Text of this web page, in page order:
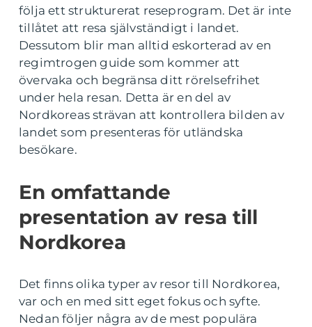
följa ett strukturerat reseprogram. Det är inte
tillåtet att resa självständigt i landet.
Dessutom blir man alltid eskorterad av en
regimtrogen guide som kommer att
övervaka och begränsa ditt rörelsefrihet
under hela resan. Detta är en del av
Nordkoreas strävan att kontrollera bilden av
landet som presenteras för utländska
besökare.
En omfattande
presentation av resa till
Nordkorea
Det finns olika typer av resor till Nordkorea,
var och en med sitt eget fokus och syfte.
Nedan följer några av de mest populära